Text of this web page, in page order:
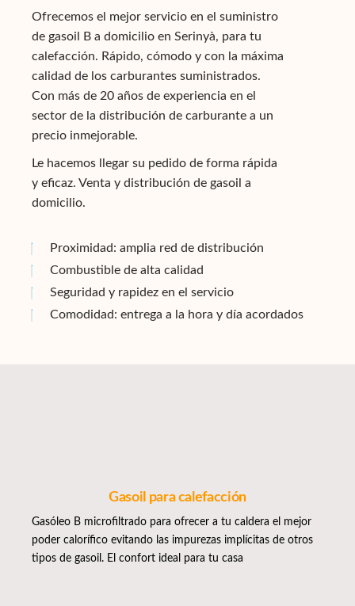
Ofrecemos el mejor servicio en el suministro
de gasoil B a domicilio en Serinyà, para tu
calefacción. Rápido, cómodo y con la máxima
calidad de los carburantes suministrados.
Con más de 20 años de experiencia en el
sector de la distribución de carburante a un
precio inmejorable.
Le hacemos llegar su pedido de forma rápida
y eficaz. Venta y distribución de gasoil a
domicilio.
Proximidad: amplia red de distribución
Combustible de alta calidad
Seguridad y rapidez en el servicio
Comodidad: entrega a la hora y día acordados
Gasoil para calefacción
Gasóleo B microfiltrado para ofrecer a tu caldera el mejor
poder calorífico evitando las impurezas implícitas de otros
tipos de gasoil. El confort ideal para tu casa